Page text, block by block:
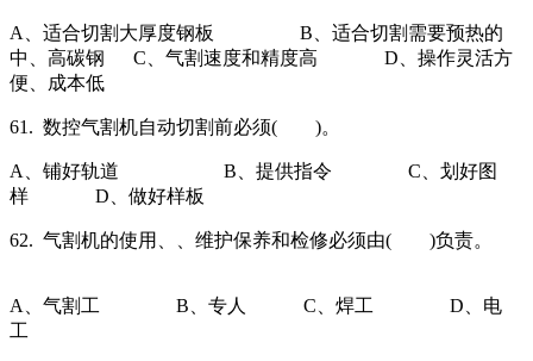
A、适合切割大厚度钢板 B、适合切割需要预热的
中、高碳钢 C、气割速度和精度高 D、操作灵活方
便、成本低
61. 数控气割机自动切割前必须( )。
A、铺好轨道 B、提供指令 C、划好图
样 D、做好样板
62. 气割机的使用、、维护保养和检修必须由( )负责。
A、气割工 B、专人 C、焊工 D、电
工